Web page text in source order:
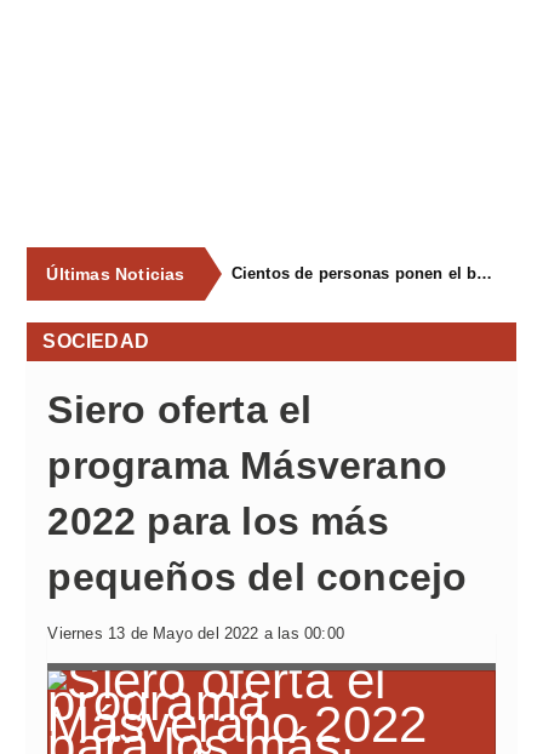
Últimas Noticias Cientos de personas ponen el broche final a las fiestas de La Salud de Lieres con la tradicional merienda
SOCIEDAD
Siero oferta el
programa Másverano
2022 para los más
pequeños del concejo
Viernes 13 de Mayo del 2022 a las 00:00